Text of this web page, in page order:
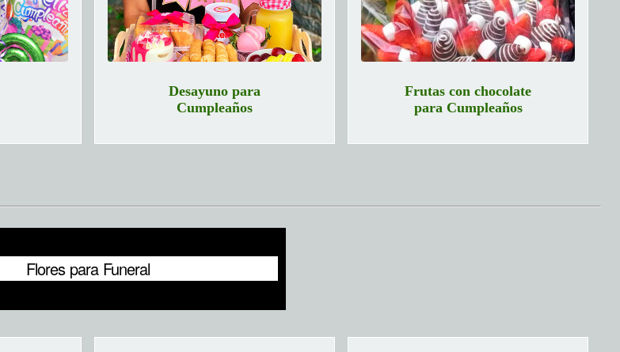
Desayuno para
Cumpleaños
Frutas con chocolate
para Cumpleaños
Flores para Funeral